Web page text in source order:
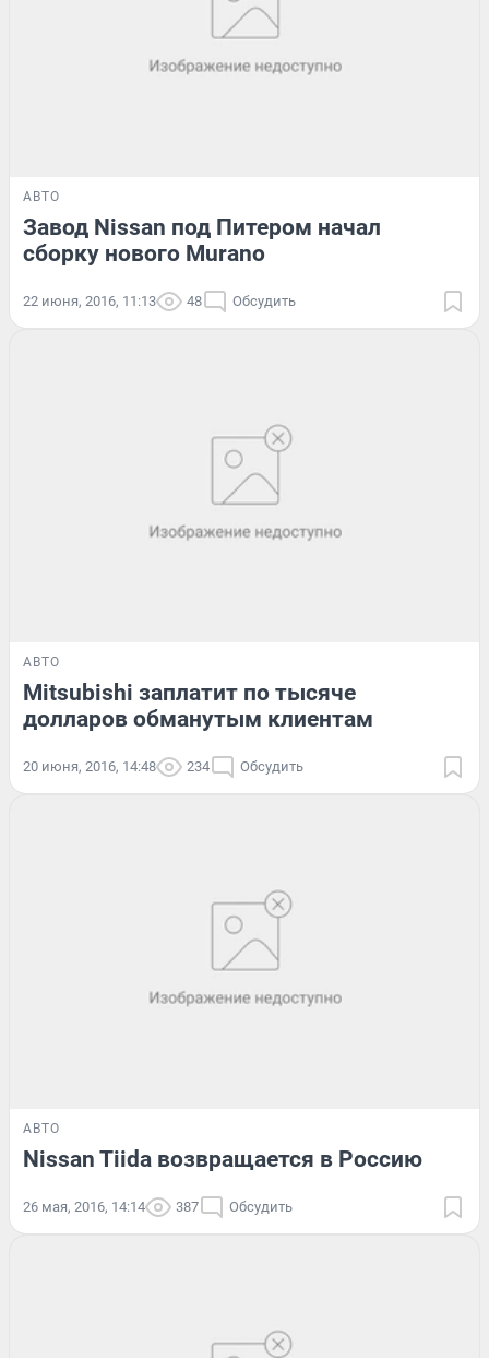
АВТО
Завод Nissan под Питером начал
сборку нового Murano
22 июня, 2016, 11:13 48 Обсудить
АВТО
Mitsubishi заплатит по тысяче
долларов обманутым клиентам
20 июня, 2016, 14:48 234 Обсудить
АВТО
Nissan Tiida возвращается в Россию
26 мая, 2016, 14:14 387 Обсудить